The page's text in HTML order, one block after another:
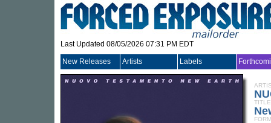
Last Updated 08/05/2026 07:31 PM EDT
New Releases Artists Labels
TITLE